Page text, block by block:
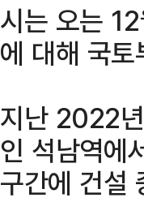
시는 오는
에 대해 국
지난 2022
인 석남역에
구간에 건설